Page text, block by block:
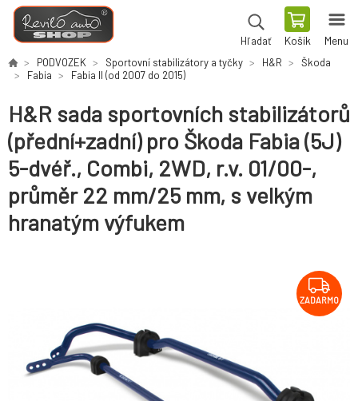
Hľadať Košík Menu
PODVOZEK Sportovní stabilizátory a tyčky H&R
Škoda
Fabia
Fabia II (od 2007 do 2015)
H&R sada sportovních stabilizátorů
(přední+zadní) pro Škoda Fabia (5J)
5-dvéř., Combi, 2WD, r.v. 01/00-,
průměr 22 mm/25 mm, s velkým
hranatým výfukem
ZADARMO